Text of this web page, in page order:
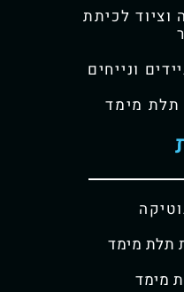
לכיתת
ונייחים
תלת מימד
תלת מימד
מימד